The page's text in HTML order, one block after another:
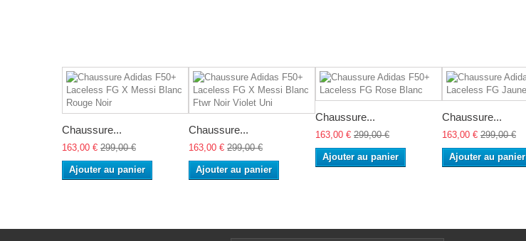
Chaussure...
163,00 € 299,00 €
Ajouter au panier
Chaussure...
163,00 € 299,00 €
Ajouter au panier
Chaussure...
163,00 € 299,00 €
Ajouter au panier
Chaussure...
163,00 € 299,00 €
Ajouter au panier